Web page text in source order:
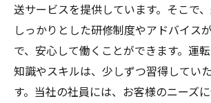
送サービスを提供しています。そこで
しっかりとした研修制度やアドバイス
で、安心して働くことができます。運
知識やスキルは、少しずつ習得してい
す。当社の社員には、お客様のニーズ